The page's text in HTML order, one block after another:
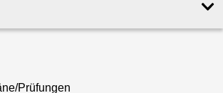
Prüfungen